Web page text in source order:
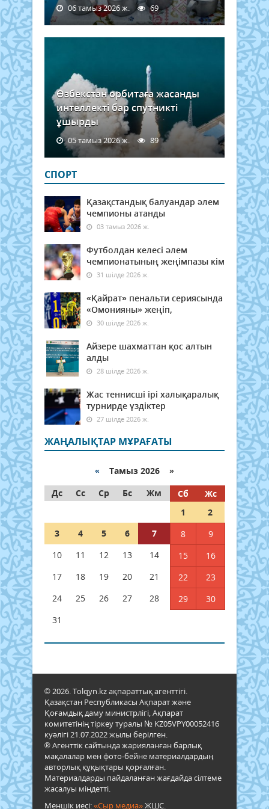
06 тамыз 2026 ж. 69
Өзбекстан орбитаға жасанды
интеллекті бар спутникті
ұшырды
05 тамыз 2026 ж. 89
СПОРТ
Қазақстандық балуандар әлем
чемпионы атанды
03 тамыз 2026 ж.
Футболдан келесі әлем
чемпионатының жеңімпазы кім
31 шілде 2026 ж.
«Қайрат» пенальти сериясында
«Омонияны» жеңіп,
30 шілде 2026 ж.
Айзере шахматтан қос алтын
алды
28 шілде 2026 ж.
Жас теннисші ірі халықаралық
турнирде үздіктер
27 шілде 2026 ж.
ЖАҢАЛЫҚТАР МҰРАҒАТЫ
« Тамыз 2026 »
Дс
Сс Ср Бс Жм Сб
Жс
1
2
3
4 5 6 7 8
9
10
11 12 13 14 15
16
17
18 19 20 21 22
23
24
25 26 27 28 29
30
31
© 2026. Tolqyn.kz ақпараттық агенттігі.
Қазақстан Республикасы Ақпарат және
Қоғамдық даму министрлігі, Ақпарат
комитетінің тіркеу туралы № KZ05VPY00052416
куәлігі 21.07.2022 жылы берілген.
® Агенттік сайтында жарияланған барлық
мақалалар мен фото-бейне материалдардың
авторлық құқықтары қорғалған.
Материалдарды пайдаланған жағдайда сілтеме
жасалуы міндетті.
Меншік иесі:«Сыр медиа»ЖШС.